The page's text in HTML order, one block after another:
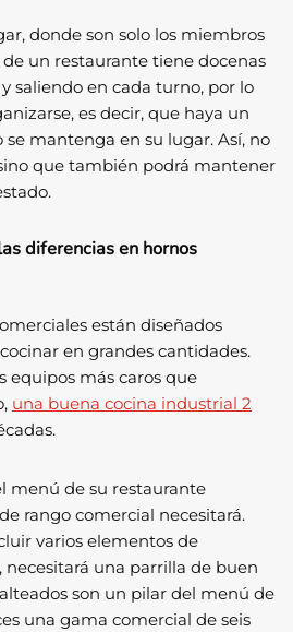
donde son solo los miembros
un restaurante tiene docenas
saliendo en cada turno, por lo
es decir, que haya un
mantenga en su lugar. Así, no
que también podrá mantener
diferencias en hornos
están diseñados
en grandes cantidades.
equipos más caros que
una buena cocina industrial 2
menú de su restaurante
rango comercial necesitará.
varios elementos de
necesitará una parrilla de buen
son un pilar del menú de
una gama comercial de seis